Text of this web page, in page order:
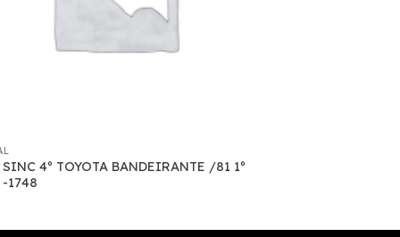
4º TOYOTA BANDEIRANTE /81 1º
-1748